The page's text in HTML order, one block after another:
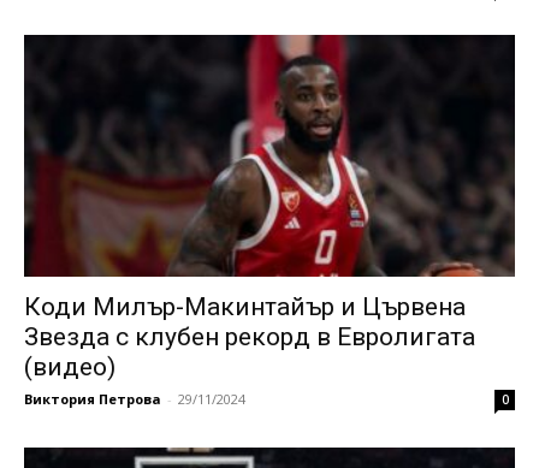
Коди Милър-Макинтайър и Цървена
Звезда с клубен рекорд в Евролигата
(видео)
Виктория Петрова - 29/11/2024 0